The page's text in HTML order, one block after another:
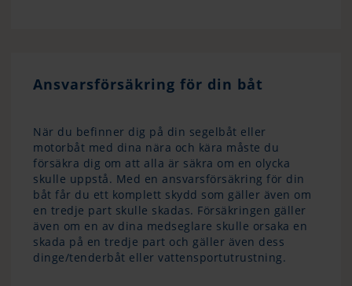
Ansvarsförsäkring för din båt
När du befinner dig på din segelbåt eller
motorbåt med dina nära och kära måste du
försäkra dig om att alla är säkra om en olycka
skulle uppstå. Med en ansvarsförsäkring för din
båt får du ett komplett skydd som gäller även om
en tredje part skulle skadas. Försäkringen gäller
även om en av dina medseglare skulle orsaka en
skada på en tredje part och gäller även dess
dinge/tenderbåt eller vattensportutrustning.